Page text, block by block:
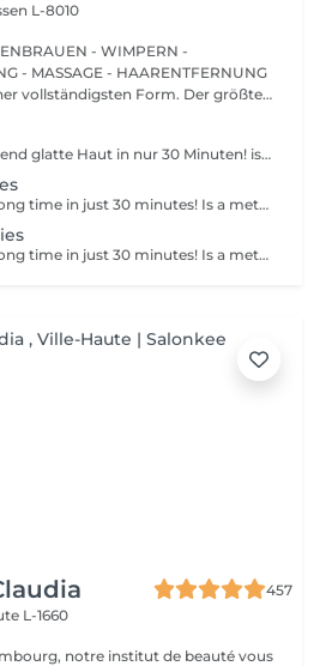
L-8010
- WIMPERN -
- MASSAGE - HAARENTFERNUNG
vollständigsten Form. Der größte
Erhalten Sie langanhaltend glatte Haut in nur 30 Minuten! ist eine Methode zur Haarentfernung, bei der die Haare mitsamt der Haarfollikel mit warmem Wachs herausgezogen werden. Wie wird die Wachs-Epilation durchgeführt? - Vorbereitung (die Kosmetikerin trägt eine spezielle antiseptische Lotion auf die Haut auf) - Wachs wird aufgetragen (die Wachsmischung wird auf eine bestimmte Temperatur erhitzt und anschließend mit einem Holzspatel auf die Haut aufgetragen) - Enthaarung (nachdem das Wachs ausgehärtet ist, entfernt die Kosmetikerin die Wachsstreifen mit den Haaren durch scharfe Bewegungen) - Wachsreste werden entfernt (Wachsreste werden entfernt und Aloe-Vera-Creme wird aufgetragen) Altersbeschränkungen: empfohlenes Mindestalter ab 14 Jahren. Empfehlungen nach dem Eingriff: es wird empfohlen, innerhalb von 12 Stunden nach dem Eingriff kein heißes Bad zu nehmen, keine Sauna zu besuchen und nicht im Pool zu schwimmen, da dies zu Reizungen führen kann. Frequenz: einmal in 4 Wochen.
Get smooth skin for a long time in just 30 minutes! Is a method of hair removal when your hair is pulled out with warm wax with the hair follicle. How is wax epilation done? - preparation is performed - wax is applied - depilation is performed - wax residue is removed Age restrictions: recommended to do from 14 years. Post procedure recommendations: do not take hot bath, do not visit sauna, do not swim in the pool for 12 hours after the procedure - it can cause irritation. Frequency: once in 4 weeks.
Get smooth skin for a long time in just 30 minutes! Is a method of hair removal when your hair is pulled out with warm wax with the hair follicle. How is wax epilation done? - preparation is performed - wax is applied - depilation is performed - wax residue is removed Age restrictions: recommended to do from 14 years. Post procedure recommendations: do not take hot bath, do not visit sauna, do not swim in the pool for 12 hours after the procedure - it can cause irritation. Frequency: once in 4 weeks.
457
L-1660
notre institut de beauté vous